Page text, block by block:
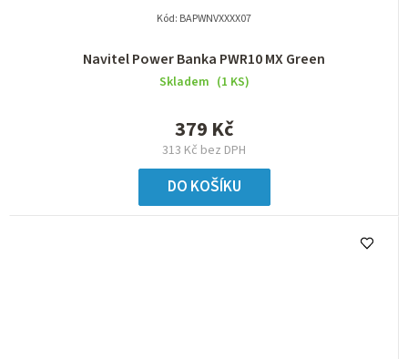
Navitel Power Banka PWR10 MX Green
Skladem (1 KS)
313 Kč bez DPH
379 Kč
DO KOŠÍKU
Kód: BAPWNVXXXX07